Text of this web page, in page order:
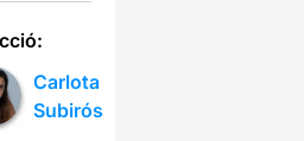
Carlota
Subirós